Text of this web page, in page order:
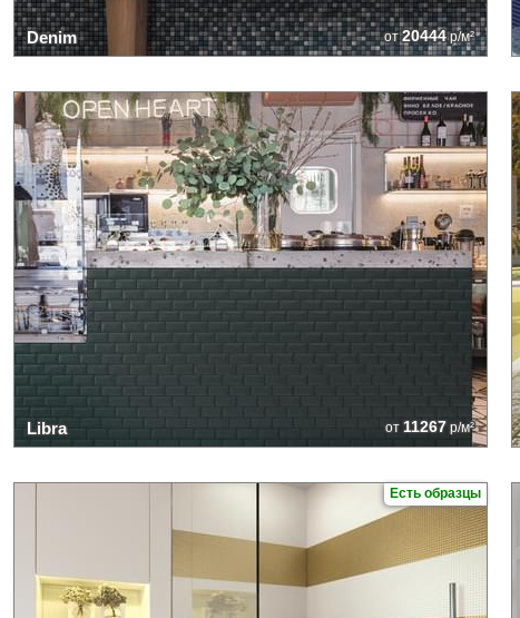
Denim от20444р/м²
Libra от11267 р/м²
Есть образцы